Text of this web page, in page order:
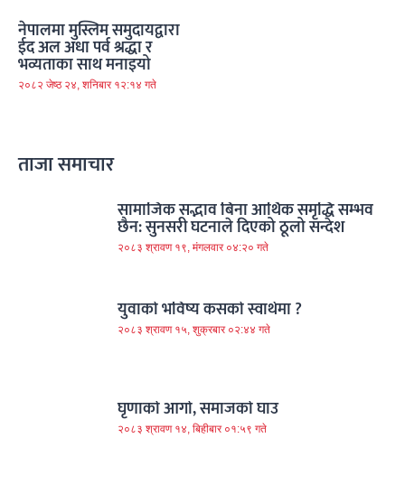
नेपालमा मुस्लिम समुदायद्वारा
ईद अल अधा पर्व श्रद्धा र
भव्यताका साथ मनाइयो
२०८२ जेष्ठ २४, शनिबार १२:१४ गते
ताजा समाचार
सामाजिक सद्भाव बिना आर्थिक समृद्धि सम्भव
छैन: सुनसरी घटनाले दिएको ठूलो सन्देश
२०८३ श्रावण १९, मंगलवार ०४:२० गते
युवाको भविष्य कसको स्वार्थमा ?
२०८३ श्रावण १५, शुक्रबार ०२:४४ गते
घृणाको आगो, समाजको घाउ
२०८३ श्रावण १४, बिहीबार ०१:५९ गते